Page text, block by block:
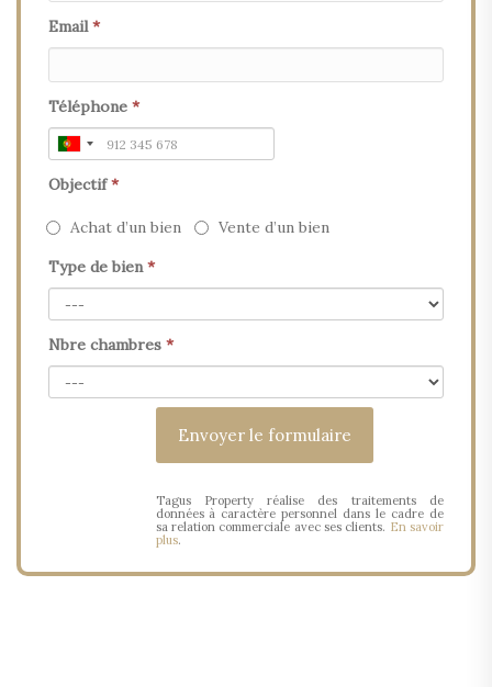
Email*
Téléphone *
Objectif*
Achat d’un bien
Vente d’un bien
Type de bien*
Nbre chambres *
Tagus Property réalise des traitements de
données à caractère personnel dans le cadre de
sa relation commerciale avec ses clients. En savoir
plus.